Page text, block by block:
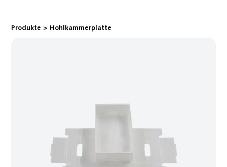
Gitterbox­aus­
Hori­zontal­wickler
Abschirmende
Aluminium
Beutel
Produkte > Hohlkammer­platte